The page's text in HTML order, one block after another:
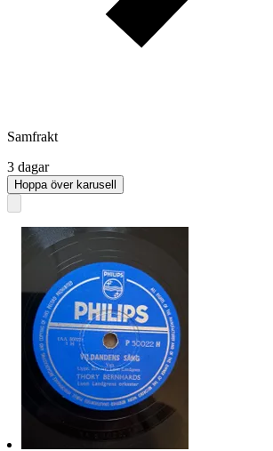
Samfrakt
3 dagar
Hoppa över karusell